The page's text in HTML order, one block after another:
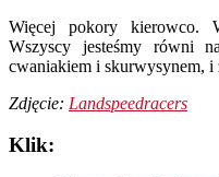
Więcej pokory kierowco.
Wszyscy jesteśmy równi
cwaniakiem i skurwysynem,
Zdjęcie: Landspeedracers
Klik: